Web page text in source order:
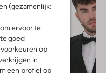
(gezamenlijk:
ervoor te
goed
op
in
een profiel op